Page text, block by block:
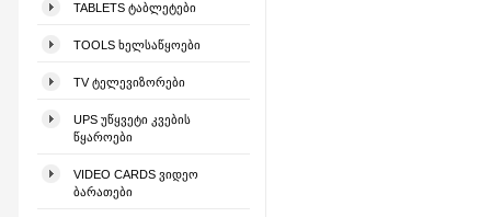
TABLETS ᲢᲐᲑᲚᲔᲢᲔᲑᲘ
TOOLS ᲮᲔᲚᲡᲐᲬᲧᲝᲔᲑᲘ
TV ᲢᲔᲚᲔᲕᲘᲖᲝᲠᲔᲑᲘ
UPS ᲣᲬᲧᲕᲔᲢᲘ ᲙᲕᲔᲑᲘᲡ
ᲬᲧᲐᲠᲝᲔᲑᲘ
VIDEO CARDS ᲕᲘᲓᲔᲝ
ᲑᲐᲠᲐᲗᲔᲑᲘ